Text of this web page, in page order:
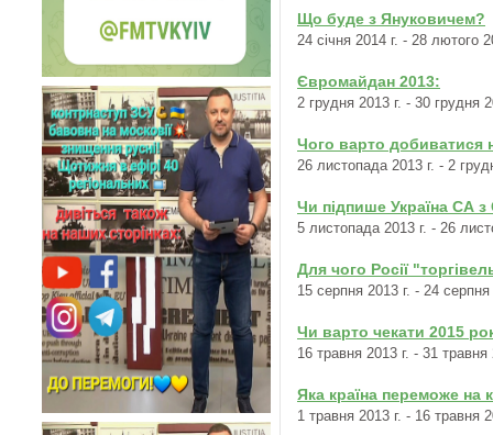
Що буде з Януковичем?
24 січня 2014 г. - 28 лютого
Євромайдан 2013:
2 грудня 2013 г. - 30 грудня
Чого варто добиватися
26 листопада 2013 г. - 2
Чи підпише Україна СА
5 листопада 2013 г. - 26
Для чого Росії
15 серпня 2013 г. - 24 серпня
Чи варто чекати 2015
16 травня 2013 г. - 31 травня
Яка країна переможе на
1 травня 2013 г. - 16 травня